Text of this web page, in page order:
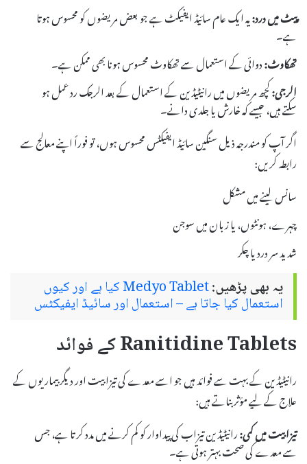
پیٹ میں درد:یہ ایک عام سائیڈ ایفیکٹ ہے جو بعض مریضوں کو محسوس ہوتا
ہے۔
تھکاوٹ:دوائی کے استعمال سے تھکاوٹ محسوس ہونا بھی ممکن ہے۔
الرجی:کچھ مریضوں میں رانیٹیڈین کے استعمال کے بعد الرجک رد عمل ہو
سکتے ہیں، جیسے کہ خارش یا جلدی دانے۔
اگر آپ کو مندرجہ ذیل سنگین سائیڈ ایفیکٹس محسوس ہوں، تو فوراً اپنے معالج سے
رابطہ کریں:
سانس لینے میں مشکل
چہرے، ہونٹوں، یا زبان میں سوجن
شدید سر درد یا چکر
یہ بھی پڑھیں: Medyo Tablet کیا ہے اور کیوں
استعمال کیا جاتا ہے – استعمال اور سائیڈ ایفیکٹس
Ranitidine Tablets کے فوائد
رانیٹیڈین کے بہت سے فوائد ہیں جو اسے معدے کی تیزابیت اور دیگر بیماریوں کے
علاج کے لیے مؤثر بناتے ہیں:
تیزابیت میں کمی:رانیٹیڈین تیزاب کی پیداوار کو کم کرنے میں مدد کرتا ہے، جس
سے معدے کی صحت بہتر ہوتی ہے۔